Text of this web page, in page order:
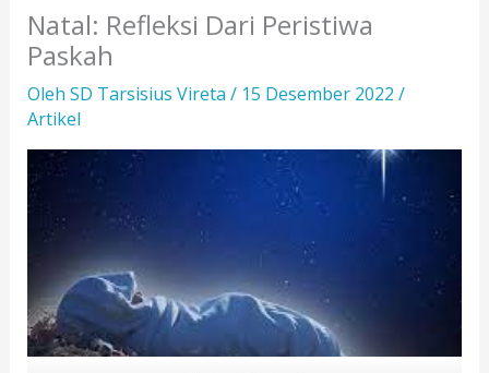
Natal: Refleksi Dari Peristiwa
Paskah
Oleh SD Tarsisius Vireta / 15 Desember 2022 /
Artikel